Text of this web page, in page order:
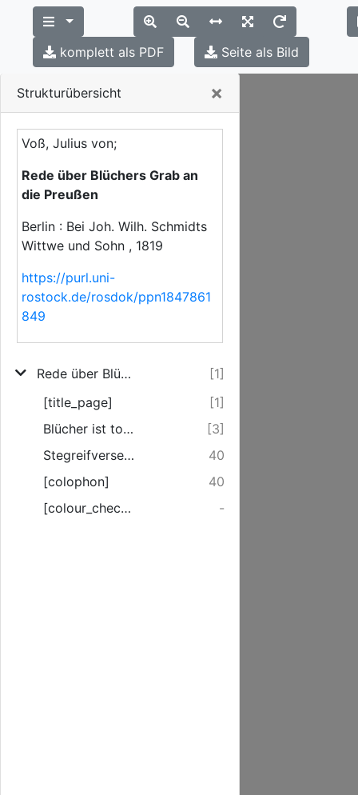
Strukturübersicht ×
Voß, Julius von;
Rede über Blüchers Grab an
die Preußen
Berlin : Bei Joh. Wilh. Schmidts
Wittwe und Sohn , 1819
https://purl.uni-
rostock.de/rosdok/ppn1847861
849
Rede über Blüchers Grab an die Preußen
[1]
[title_page]
[1]
Blücher ist todt, ein Verlust, der militärisch und politisch in die Waage drückt, ...
[3]
Stegreifverse auf Blüchers Tod.
40
[colophon]
40
[colour_checker]
-
komplett als PDF Seite als Bild